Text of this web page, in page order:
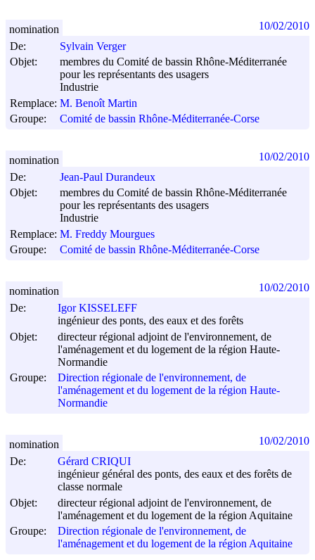
De:
Sylvain Verger
Objet:
membres du Comité de bassin Rhône-Méditerranée
pour les représentants des usagers
Industrie
Remplace: M. Benoît Martin
Groupe:
Comité de bassin Rhône-Méditerranée-Corse
nomination 10/02/2010
De:
Jean-Paul Durandeux
Objet:
membres du Comité de bassin Rhône-Méditerranée
pour les représentants des usagers
Industrie
Remplace: M. Freddy Mourgues
Groupe:
Comité de bassin Rhône-Méditerranée-Corse
nomination 10/02/2010
De:
Igor KISSELEFF
ingénieur des ponts, des eaux et des forêts
Objet:
directeur régional adjoint de l'environnement, de
l'aménagement et du logement de la région Haute-
Normandie
Groupe:
Direction régionale de l'environnement, de
l'aménagement et du logement de la région Haute-
Normandie
nomination 10/02/2010
De:
Gérard CRIQUI
ingénieur général des ponts, des eaux et des forêts de
classe normale
Objet:
directeur régional adjoint de l'environnement, de
l'aménagement et du logement de la région Aquitaine
Groupe:
Direction régionale de l'environnement, de
l'aménagement et du logement de la région Aquitaine
nomination 10/02/2010